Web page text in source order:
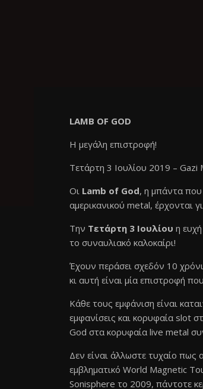
LAMB OF GOD
Η μεγάλη επιστροφή!
Τετάρτη 3 Ιουλίου 2019 – Gazi
Οι Lamb of God, η μπάντα που
αμερικανικού metal, έρχονται
Την Τετάρτη 3 Ιουλίου η
το συναυλιακό καλοκαίρι!
Έχουν περάσει σχεδόν 10
κι αυτή είναι μία επιστροφή
Κάθε τους εμφάνιση είναι
εμφανίσεις και κορυφαία slot
God στα κορυφαία live metal
Δεν είναι άλλωστε τυχαίο
εμβληματικό World Magnetic
Sonisphere το 2009, πάντοτε